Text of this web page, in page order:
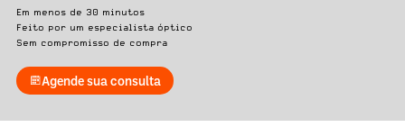
Em menos de 30 minutos
Feito por um especialista óptico
Sem compromisso de compra
Agende sua consulta